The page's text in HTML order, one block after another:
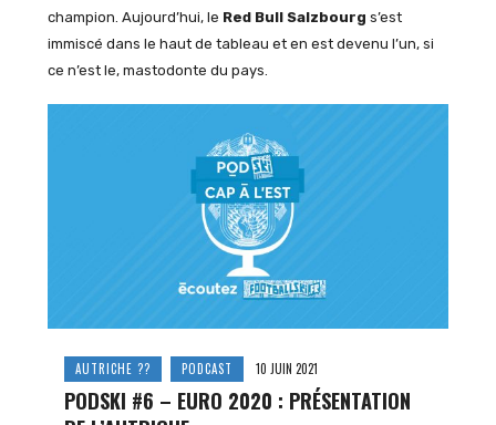
champion. Aujourd’hui, le Red Bull Salzbourg s’est
immiscé dans le haut de tableau et en est devenu l’un, si
ce n’est le, mastodonte du pays.
AUTRICHE ?? PODCAST 10 JUIN 2021
PODSKI #6 – EURO 2020 : PRÉSENTATION